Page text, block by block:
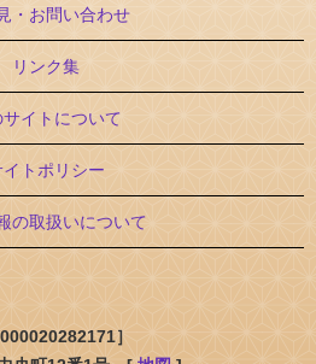
・お問い合わせ
リンク集
サイトについて
イトポリシー
の取扱いについて
］